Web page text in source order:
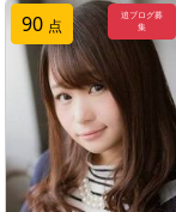
90 点
追ブログ募
集